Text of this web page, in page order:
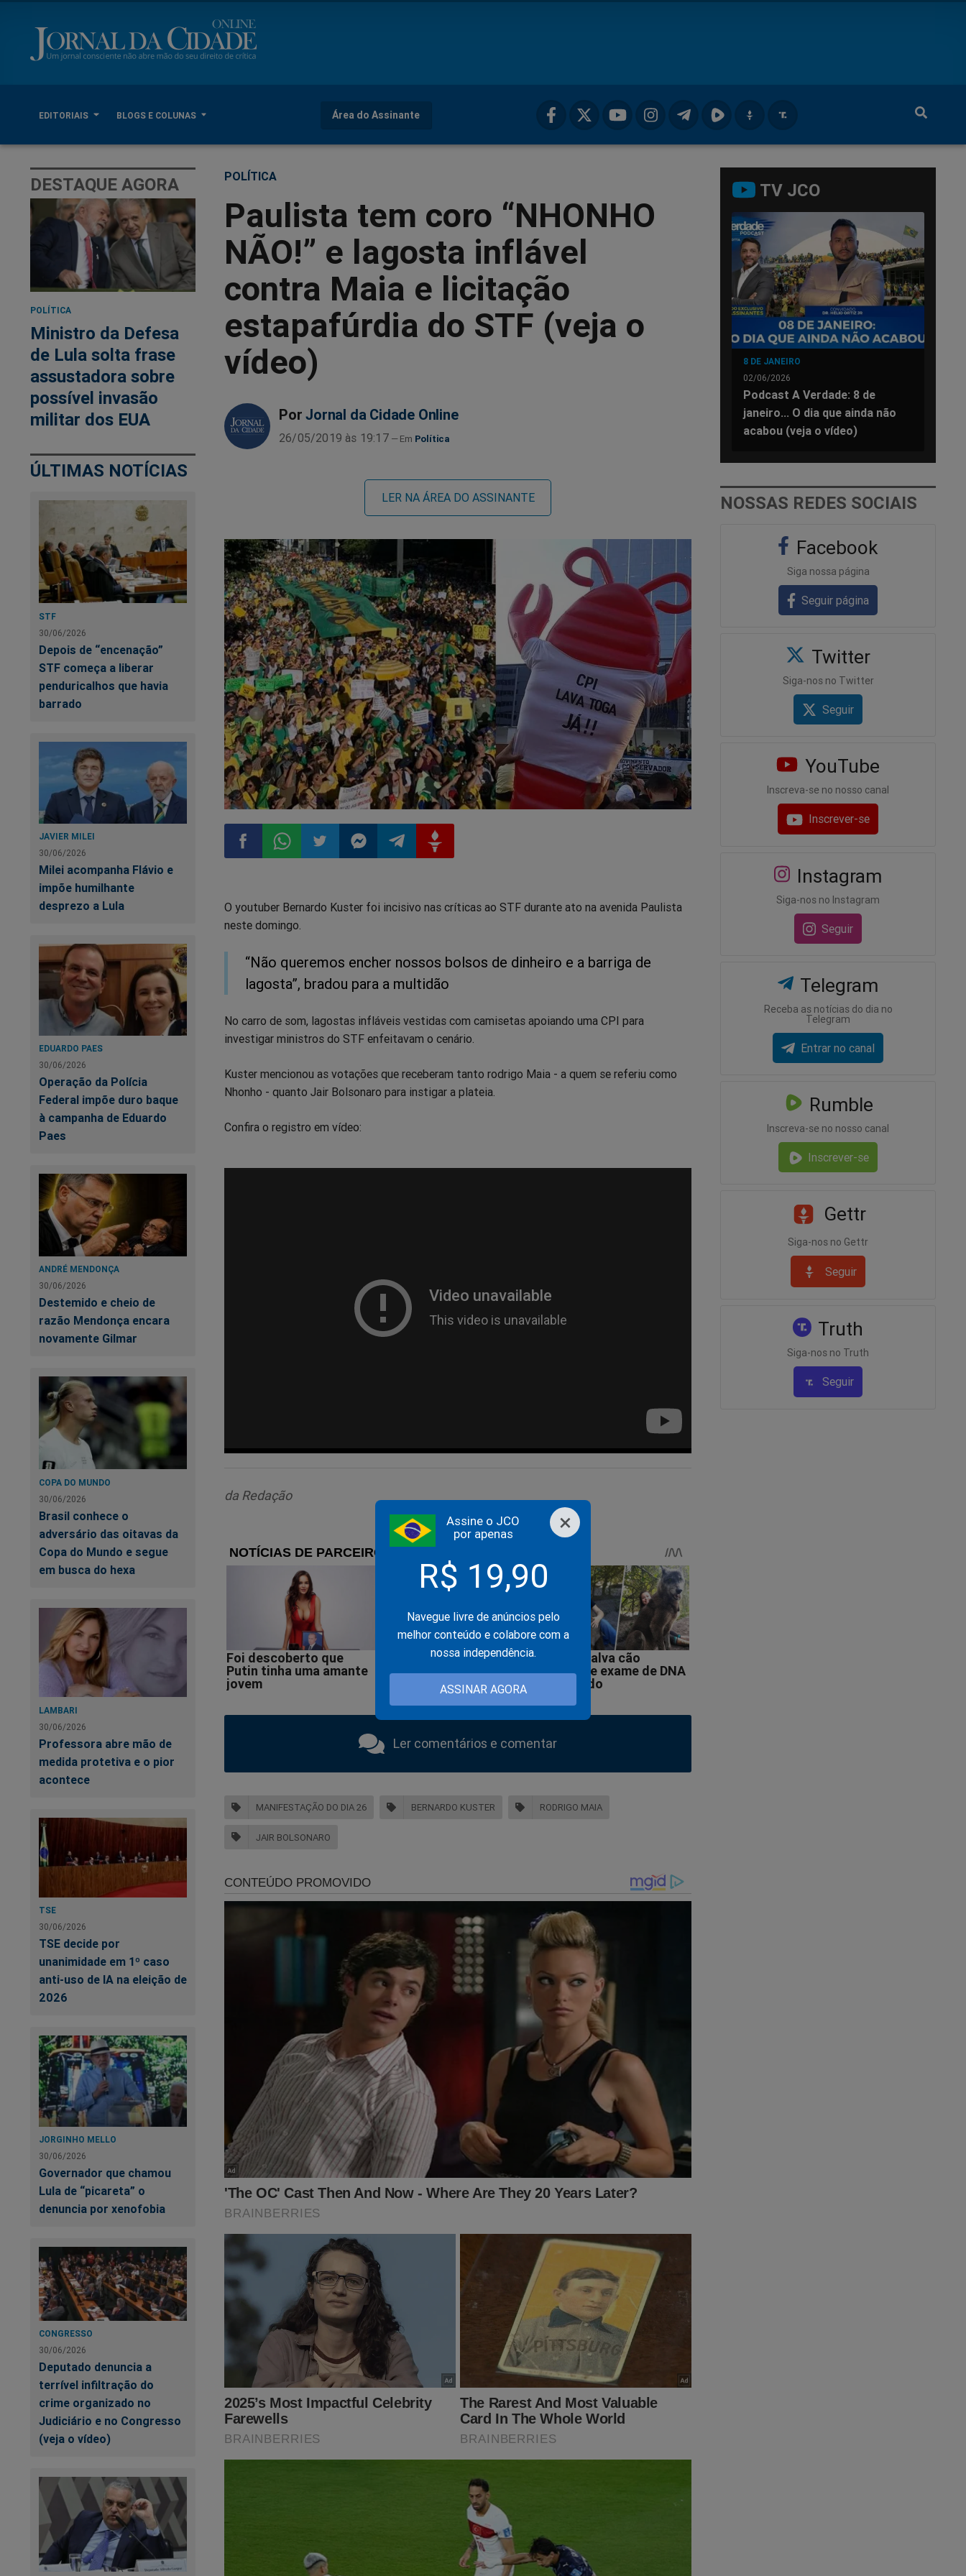
EDITORIAIS BLOGS E COLUNAS Área do Assinante
×
Assine o JCO
por apenas
R$ 19,90
Navegue livre de anúncios pelo
melhor conteúdo e colabore com a
nossa independência.
ASSINAR AGORA
DESTAQUE AGORA
POLÍTICA
Ministro da Defesa
de Lula solta frase
assustadora sobre
possível invasão
militar dos EUA
ÚLTIMAS NOTÍCIAS
STF
30/06/2026
Depois de “encenação”
STF começa a liberar
penduricalhos que havia
barrado
JAVIER MILEI
30/06/2026
Milei acompanha Flávio e
impõe humilhante
desprezo a Lula
EDUARDO PAES
30/06/2026
Operação da Polícia
Federal impõe duro baque
à campanha de Eduardo
Paes
ANDRÉ MENDONÇA
30/06/2026
Destemido e cheio de
razão Mendonça encara
novamente Gilmar
COPA DO MUNDO
30/06/2026
Brasil conhece o
adversário das oitavas da
Copa do Mundo e segue
em busca do hexa
LAMBARI
30/06/2026
Professora abre mão de
medida protetiva e o pior
acontece
TSE
30/06/2026
TSE decide por
unanimidade em 1º caso
anti-uso de IA na eleição de
2026
JORGINHO MELLO
30/06/2026
Governador que chamou
Lula de “picareta” o
denuncia por xenofobia
CONGRESSO
30/06/2026
Deputado denuncia a
terrível infiltração do
crime organizado no
Judiciário e no Congresso
(veja o vídeo)
POLÍTICA
Paulista tem coro “NHONHO
NÃO!” e lagosta inflável
contra Maia e licitação
estapafúrdia do STF (veja o
vídeo)
Por Jornal da Cidade Online
26/05/2019 às 19:17 Política
LER NA ÁREA DO ASSINANTE
no
Facebook
no
no
no
no
no
O youtuber Bernardo Kuster foi incisivo nas críticas ao STF durante ato na avenida Paulista
neste domingo.
“Não queremos encher nossos bolsos de dinheiro e a barriga de
lagosta”, bradou para a multidão
No carro de som, lagostas infláveis vestidas com camisetas apoiando uma CPI para
investigar ministros do STF enfeitavam o cenário.
Kuster mencionou as votações que receberam tanto rodrigo Maia - a quem se referiu como
Nhonho - quanto Jair Bolsonaro para instigar a plateia.
Confira o registro em vídeo:
da Redação
Ler comentários e comentar
MANIFESTAÇÃO DO DIA 26 BERNARDO KUSTER RODRIGO MAIA
JAIR BOLSONARO
TV JCO
8 DE JANEIRO
02/06/2026
Podcast A Verdade: 8 de
janeiro... O dia que ainda não
acabou (veja o vídeo)
NOSSAS REDES SOCIAIS
Facebook
Siga nossa página
Seguir página
Twitter
Siga-nos no Twitter
Seguir
YouTube
Inscreva-se no nosso canal
Inscrever-se
Instagram
Siga-nos no Instagram
Seguir
Telegram
Receba as notícias do dia no
Telegram
Entrar no canal
Rumble
Inscreva-se no nosso canal
Inscrever-se
Gettr
Siga-nos no Gettr
Seguir
Truth
Siga-nos no Truth
Seguir